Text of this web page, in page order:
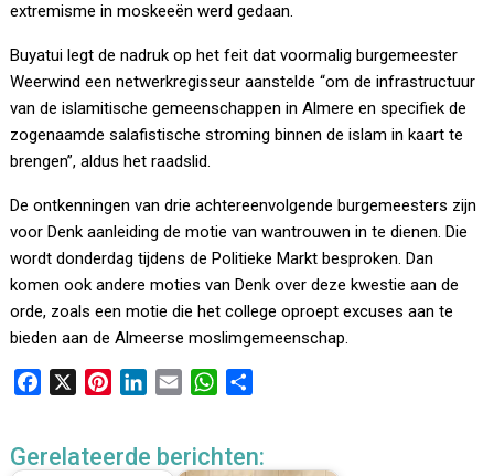
extremisme in moskeeën werd gedaan.
Buyatui legt de nadruk op het feit dat voormalig burgemeester
Weerwind een netwerkregisseur aanstelde “om de infrastructuur
van de islamitische gemeenschappen in Almere en specifiek de
zogenaamde salafistische stroming binnen de islam in kaart te
brengen”, aldus het raadslid.
De ontkenningen van drie achtereenvolgende burgemeesters zijn
voor Denk aanleiding de motie van wantrouwen in te dienen. Die
wordt donderdag tijdens de Politieke Markt besproken. Dan
komen ook andere moties van Denk over deze kwestie aan de
orde, zoals een motie die het college oproept excuses aan te
bieden aan de Almeerse moslimgemeenschap.
e
t
k
i
W
t
e
Gerelateerde berichten: